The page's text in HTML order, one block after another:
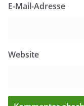
E-Mail-Adresse
Website